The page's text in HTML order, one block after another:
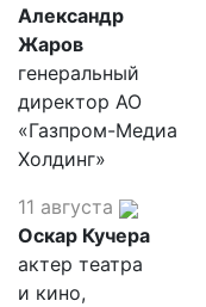
Александр
Жаров
генеральный
директор АО
«Газпром-Медиа
Холдинг»
11 августа
Оскар Кучера
актер театра
и кино,